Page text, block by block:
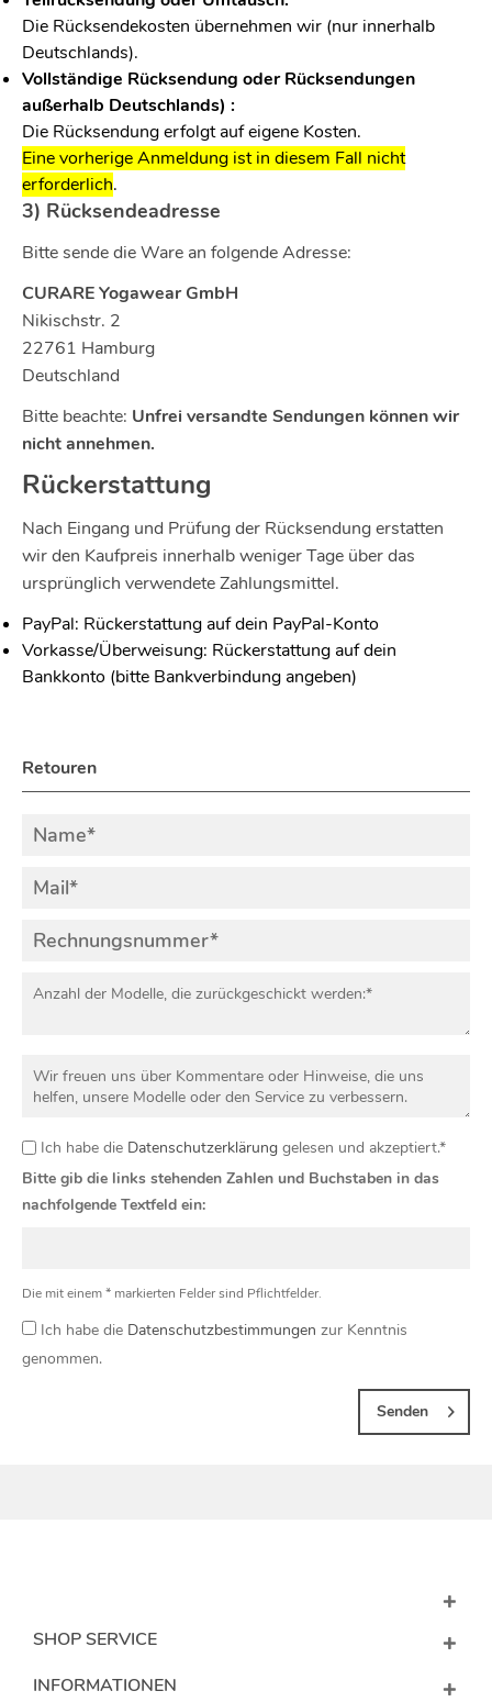
Die Rücksendekosten übernehmen wir (nur innerhalb
Deutschlands).
Vollständige Rücksendung oder Rücksendungen
außerhalb Deutschlands) :
Die Rücksendung erfolgt auf eigene Kosten.
Eine vorherige Anmeldung ist in diesem Fall nicht
erforderlich.
3) Rücksendeadresse
Bitte sende die Ware an folgende Adresse:
CURARE Yogawear GmbH
Nikischstr. 2
22761 Hamburg
Deutschland
Bitte beachte: Unfrei versandte Sendungen können wir
nicht annehmen.
Rückerstattung
Nach Eingang und Prüfung der Rücksendung erstatten
wir den Kaufpreis innerhalb weniger Tage über das
ursprünglich verwendete Zahlungsmittel.
PayPal: Rückerstattung auf dein PayPal-Konto
Vorkasse/Überweisung: Rückerstattung auf dein
Bankkonto (bitte Bankverbindung angeben)
Retouren
Ich habe die Datenschutzerklärung gelesen und akzeptiert.*
Bitte gib die links stehenden Zahlen und Buchstaben in das
nachfolgende Textfeld ein:
Die mit einem * markierten Felder sind Pflichtfelder.
Ich habe die Datenschutzbestimmungen zur Kenntnis
genommen.
Senden
SHOP SERVICE
INFORMATIONEN